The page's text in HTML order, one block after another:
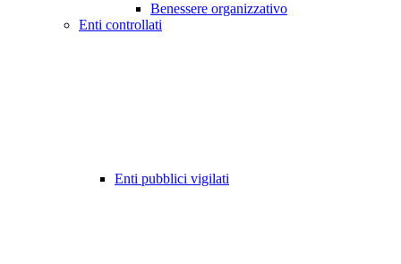
Benessere organizzativo
Enti controllati
Enti pubblici vigilati